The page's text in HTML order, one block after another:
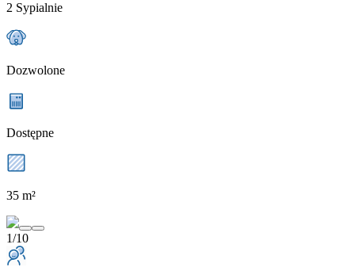
2 Sypialnie
Dozwolone
Dostępne
35 m²
1/10